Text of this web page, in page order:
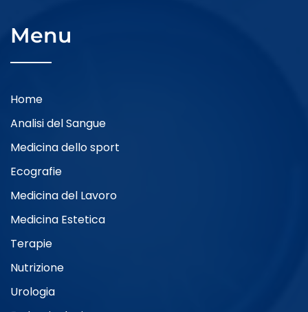
Menu
Home
Analisi del Sangue
Medicina dello sport
Ecografie
Medicina del Lavoro
Medicina Estetica
Terapie
Nutrizione
Urologia